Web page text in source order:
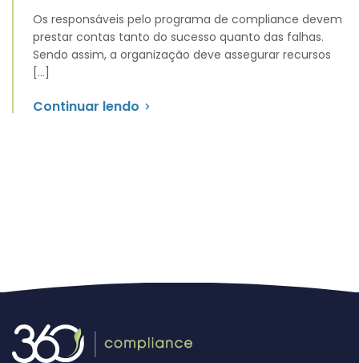
Os responsáveis pelo programa de compliance devem
prestar contas tanto do sucesso quanto das falhas.
Sendo assim, a organização deve assegurar recursos
[…]
Continuar lendo